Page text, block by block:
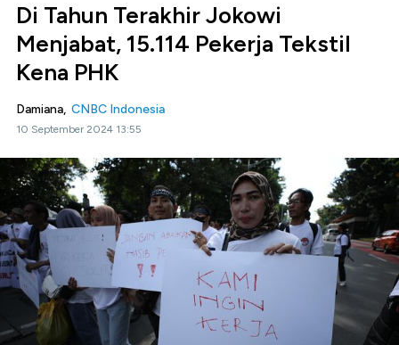
Di Tahun Terakhir Jokowi
Menjabat, 15.114 Pekerja Tekstil
Kena PHK
Damiana, CNBC Indonesia
10 September 2024 13:55